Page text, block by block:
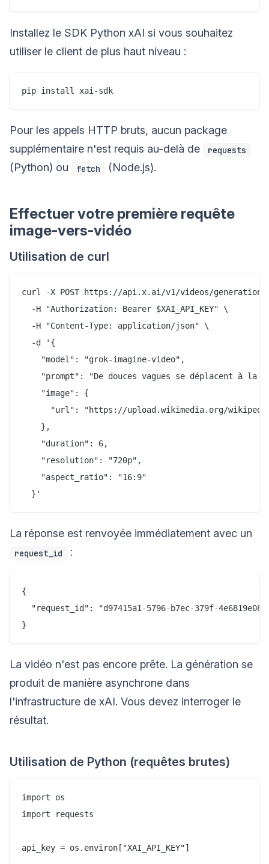
Installez le SDK Python xAI si vous souhaitez
utiliser le client de plus haut niveau :
Pour les appels HTTP bruts, aucun package
supplémentaire n'est requis au-delà de
requests
(Python) ou fetch (Node.js).
Effectuer votre première requête
image-vers-vidéo
Utilisation de curl
curl -X POST https://api.x.ai/v1/videos/
  -H "Authorization: Bearer $XAI_API_KEY" \
  -H "Content-Type: application/json" \
  -d '{
    "model": "grok-imagine-video",
"prompt": "De douces vagues se déplacent à la
    "image": {
"url": "https://upload.wikimedia.org/
    },
    "duration": 6,
    "resolution": "720p",
    "aspect_ratio": "16:9"
La réponse est renvoyée immédiatement avec un
request_id :
{
"request_id": "d97415a1-5796-b7ec-379f-
La vidéo n'est pas encore prête. La génération se
produit de manière asynchrone dans
l'infrastructure de xAI. Vous devez interroger le
résultat.
Utilisation de Python (requêtes brutes)
import os
import requests
api_key = os.environ["XAI_API_KEY"]